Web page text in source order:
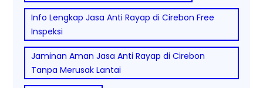
Info Lengkap Jasa Anti Rayap di Cirebon Free
Inspeksi
Jaminan Aman Jasa Anti Rayap di Cirebon
Tanpa Merusak Lantai